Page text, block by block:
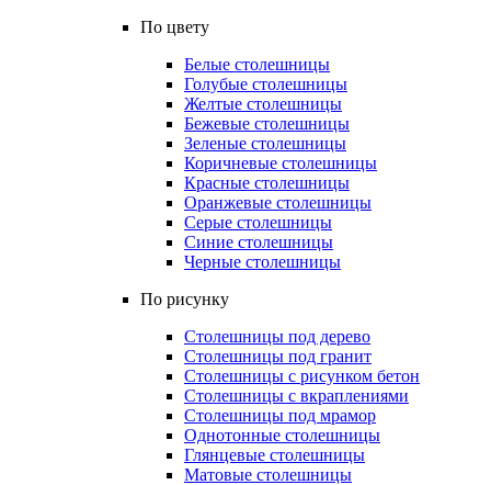
По цвету
Белые столешницы
Голубые столешницы
Желтые столешницы
Бежевые столешницы
Зеленые столешницы
Коричневые столешницы
Красные столешницы
Оранжевые столешницы
Серые столешницы
Синие столешницы
Черные столешницы
По рисунку
Столешницы под дерево
Столешницы под гранит
Столешницы с рисунком бетон
Столешницы с вкраплениями
Столешницы под мрамор
Однотонные столешницы
Глянцевые столешницы
Матовые столешницы